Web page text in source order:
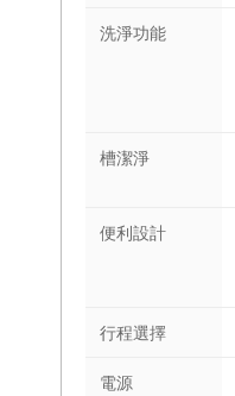
洗淨功能
槽潔淨
便利設計
行程選擇
電源